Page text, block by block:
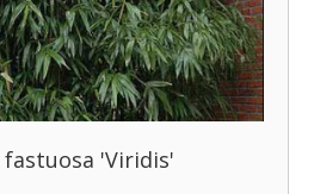
'Viridis'